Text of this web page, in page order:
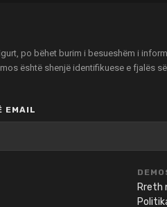
po bëhet burim i besueshëm i
është shenjë identifikuese e fjalës
EMAIL
Rreth